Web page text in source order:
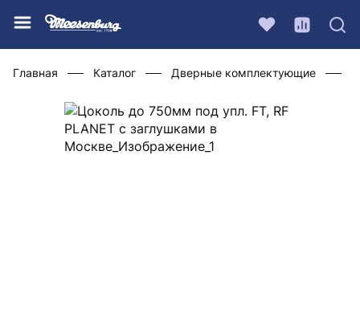
Главная Каталог Дверные комплектующие